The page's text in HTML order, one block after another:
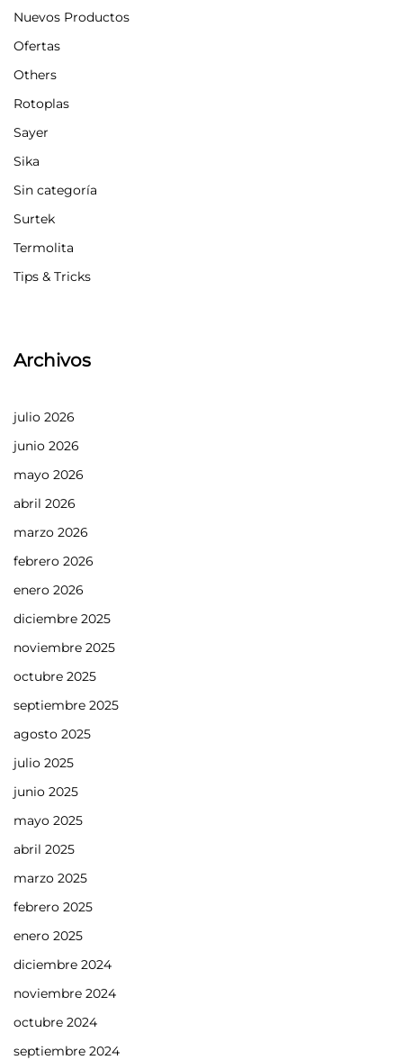
Nuevos Productos
Ofertas
Others
Rotoplas
Sayer
Sika
Sin categoría
Surtek
Termolita
Tips & Tricks
Archivos
julio 2026
junio 2026
mayo 2026
abril 2026
marzo 2026
febrero 2026
enero 2026
diciembre 2025
noviembre 2025
octubre 2025
septiembre 2025
agosto 2025
julio 2025
junio 2025
mayo 2025
abril 2025
marzo 2025
febrero 2025
enero 2025
diciembre 2024
noviembre 2024
octubre 2024
septiembre 2024